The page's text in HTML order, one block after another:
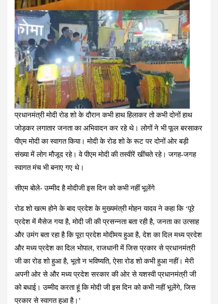
प्रधानमंत्री मोदी रोड शो के दौरान कभी हाथ हिलाकर तो कभी दोनों हाथ
जोड़कर लगातार जनता का अभिवादन कर रहे थे। लोगों ने भी फूल बरसाकर
पीएम मोदी का स्वागत किया। मोदी के रोड शो के रूट पर दोनों ओर बड़ी
संख्या में लोग मौजूद रहे। वे पीएम मोदी की तस्वीरें खींचते रहे। जगह-जगह
स्वागत मंच भी बनाए गए थे।
सीएम बोले- उम्मीद है मोदीजी इस दिन को कभी नहीं भूलेंगे
रोड शो खत्म होने के बाद प्रदेश के मुख्यमंत्री मोहन यादव ने कहा कि ‘पूरे
प्रदेश में मैसेज गया है, मोदी जी की प्रसन्नता बता रही है, जनता का उत्साह
और उमंग बता रहा है कि पूरा प्रदेश मोदीमय हुआ है, देश का दिल मध्य प्रदेश
और मध्य प्रदेश का दिल भोपाल, राजधानी में जिस प्रकार से प्रधानमंत्री
जी का रोड शो हुआ है, भूतो न भविष्यति, ऐसा रोड शो कभी हुआ नहीं। मेरी
अपनी ओर से और मध्य प्रदेश सरकार की ओर से यशस्वी प्रधानमंत्री जी
को बधाई। उम्मीद करता हूं कि मोदी जी इस दिन को कभी नहीं भूलेंगे, जिस
प्रकार से स्वागत हुआ है।’